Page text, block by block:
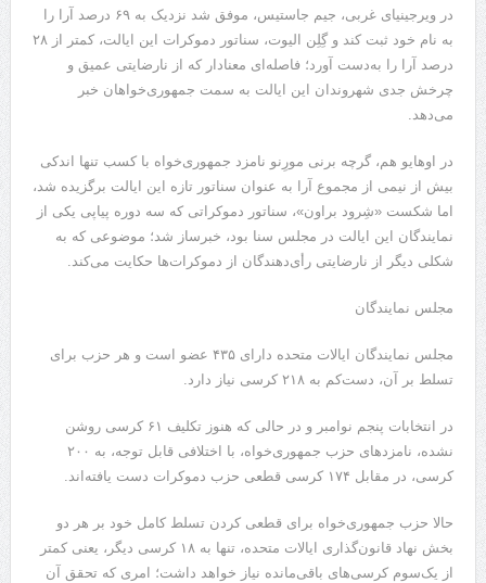
در ویرجینیای غربی، جیم جاستیس، موفق شد نزدیک به ۶۹ درصد آرا را
به نام خود ثبت کند و گِلِن الیوت، سناتور دموکرات این ایالت، کمتر از ۲۸
درصد آرا را به‌دست آورد؛ فاصله‌ای معنادار که از نارضایتی عمیق و
چرخش جدی شهروندان این ایالت به سمت جمهوری‌خواهان خبر
می‌دهد.
در اوهایو هم،‌ گرچه برنی مورِنو نامزد جمهوری‌خواه با کسب تنها اندکی
بیش از نیمی از مجموع آرا به عنوان سناتور تازه این ایالت برگزیده شد،
اما شکست‌ «شِرود براون»، سناتور دموکراتی که سه دوره پیاپی یکی از
نمایندگان این ایالت در مجلس سنا بود، خبرساز شد؛ موضوعی که به
شکلی دیگر از نارضایتی رأی‌دهندگان از دموکرات‌ها حکایت می‌کند.
مجلس نمایندگان
مجلس نمایندگان ایالات متحده دارای ۴۳۵ عضو است و هر حزب برای
تسلط بر آن، دست‌کم به ۲۱۸ کرسی نیاز دارد.
در انتخابات پنجم نوامبر و در حالی که هنوز تکلیف ۶۱ کرسی روشن
نشده، نامزدهای حزب جمهوری‌خواه، با اختلافی قابل توجه، به ۲۰۰
کرسی، در مقابل ۱۷۴ کرسی قطعی حزب دموکرات دست یافته‌اند.
حالا حزب جمهوری‌خواه برای قطعی کردن تسلط کامل خود بر هر دو
بخش نهاد قانون‌گذاری ایالات متحده، تنها به ۱۸ کرسی دیگر، یعنی کمتر
از یک‌سوم کرسی‌های باقی‌مانده نیاز خواهد داشت؛‌ امری که تحقق آن